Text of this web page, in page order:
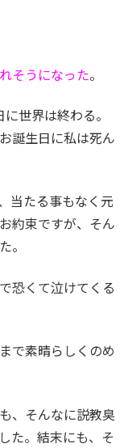
そうになった。
世界は終わる。
誕生日に私は死ん
当たる事もなく元
約束ですが、そん
。
恐くて泣けてくる
で素晴らしくのめ
、そんなに説教臭
た。結末にも、そ